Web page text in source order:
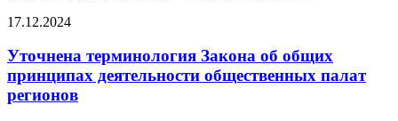
17.12.2024
Уточнена терминология Закона об общих
принципах деятельности общественных палат
регионов